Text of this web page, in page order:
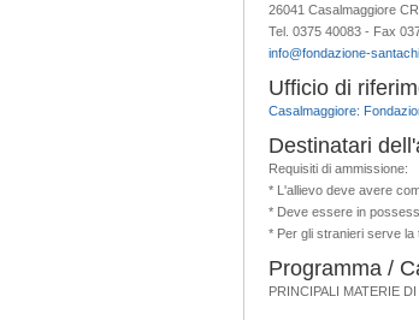
26041 Casalmaggiore CR
Tel. 0375 40083 - Fax
info@fondazione-
Ufficio di
Casalmaggiore:
Destinatari
Requisiti di ammissione:
* L'allievo deve avere
* Deve essere in
* Per gli stranieri serve
Programma /
PRINCIPALI MATERIE